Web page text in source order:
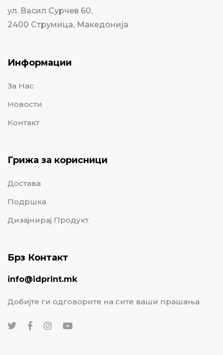
ул. Васил Сурчев 60,
2400 Струмица, Македонија
Информации
За Нас
Новости
Контакт
Грижа за корисници
Достава
Подршка
Дизајнирај Продукт
Брз Контакт
info@idprint.mk
Добијте ги одговорите на сите ваши прашања